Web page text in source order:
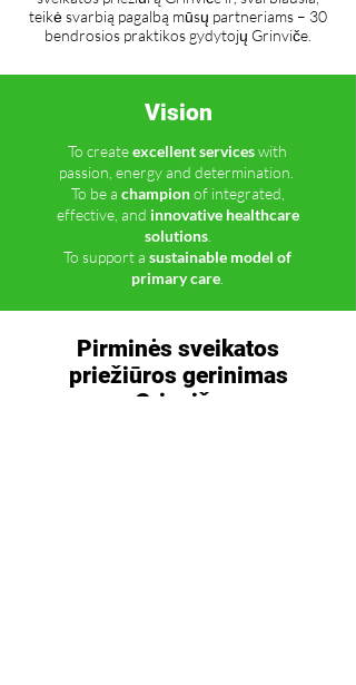
teikė svarbią pagalbą mūsų partneriams – 30
bendrosios praktikos gydytojų Grinviče.
Vision
To createexcellent serviceswith
passion, energy and determination.
To be a championof integrated,
effective, and innovative healthcare
solutions.
To support a sustainable model of
primary care
Pirminės sveikatos
priežiūros gerinimas
Grinviče